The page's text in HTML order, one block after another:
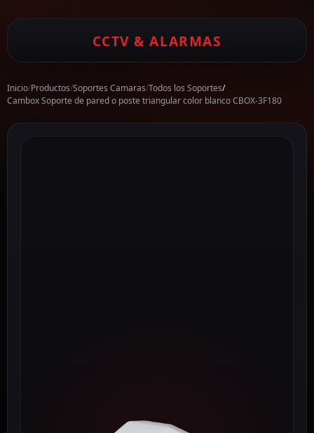
CCTV & ALARMAS
Inicio/Productos/Soportes Camaras/Todos los Soportes/
Cambox Soporte de pared o poste triangular color blanco CBOX-3F180